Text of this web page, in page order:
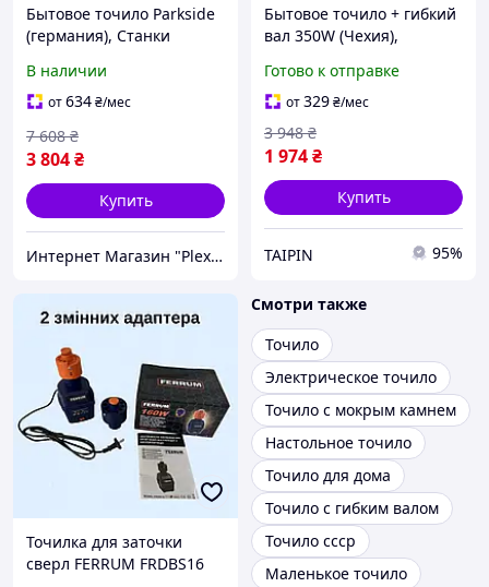
Бытовое точило Parkside
(германия), Станки
Наждак гриндер,
Точильно шлифовальные
В наличии
от634₴/мес
3 804₴
7 608 ₴
Купить
Интернет Магазин "PlexStore"
Бытовое точило + гибкий
вал 350W (Чехия),
Машинка для заточки
сверл, FBK
Готово к отправке
от329₴/мес
1 974₴
3 948 ₴
Купить
TAIPIN 95%
Точилка для заточки
сверл FERRUM FRDBS16
Смотри также
Точило
Электрическое точило
Точило с мокрым камнем
Настольное точило
Точило для дома
Точило с гибким валом
Точило ссср
Маленькое точило